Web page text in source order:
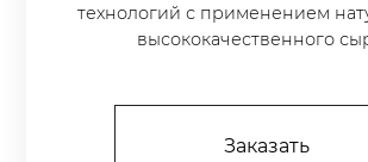
технологий с применением
высококачественного
Заказать